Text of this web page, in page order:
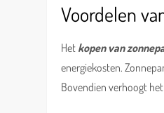
Voordelen
Het kopen van
energiekosten.
Bovendien verhoogt